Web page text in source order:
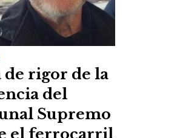
de rigor de la
del
Supremo
el ferrocarril